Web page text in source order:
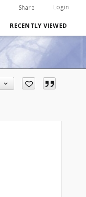
Share Login
RECENTLY VIEWED